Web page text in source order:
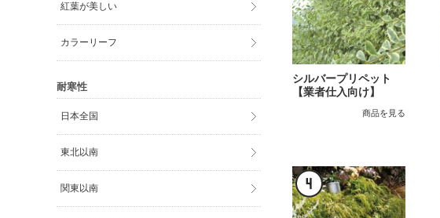
シルバープリペット
【業者仕入向け】
商品を見る
紅葉が美しい
カラーリーフ
耐寒性
日本全国
東北以南
関東以南